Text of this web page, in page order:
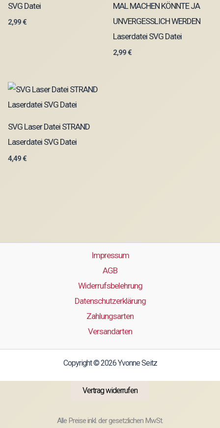
SVG Datei
2,99€
MAL MACHEN KÖNNTE JA
UNVERGESSLICH WERDEN
Laserdatei SVG Datei
2,99€
SVG Laser Datei STRAND
Laserdatei SVG Datei
4,49€
Impressum
AGB
Widerrufsbelehrung
Datenschutzerklärung
Zahlungsarten
Versandarten
Copyright © 2026 Yvonne Seitz
Vertrag widerrufen
Alle Preise inkl. der gesetzlichen MwSt.